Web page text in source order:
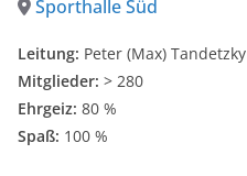
Sporthalle Süd
Leitung: Peter (Max) Tandetzky
Mitglieder: > 280
Ehrgeiz: 80 %
Spaß: 100 %